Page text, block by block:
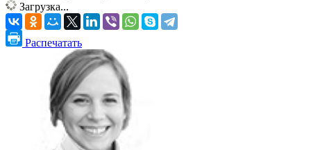
Загрузка...
Распечатать